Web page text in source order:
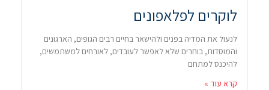
לוקרים לפלאפונים
לנעול את המדיה בפנים ולהישאר בחיים רבים הגופים, הארגונים
והמוסדות, בוחרים שלא לאפשר לעובדים, לאורחים למשתמשים,
להיכנס למתחם
קרא עוד »